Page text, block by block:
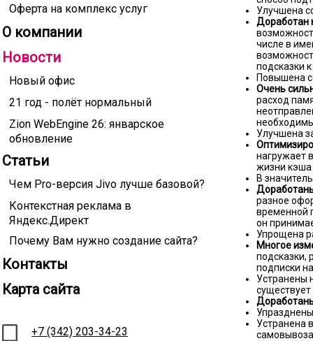
Оферта на комплекс услуг
О компании
Новости
Новый офис
21 год - полёт нормальный
Zion WebEngine 26: январское
обновление
Статьи
Чем Pro-версия Jivo лучше базовой?
Контекстная реклама в
Яндекс.Директ
Почему Вам нужно создание сайта?
Контакты
Карта сайта
+7 (342) 203-34-23
Улучшена
Доработан
числе в
подсказки
Повышена
Очень
расход
Улучшена
нагружает
жизни кэша
В
разное
временной
он
Упрощена
Многое
подсказки,
подписки
Устранены
Устранена